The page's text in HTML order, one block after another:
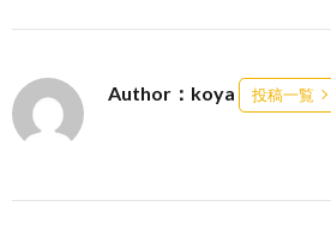
Author：koya 投稿一覧